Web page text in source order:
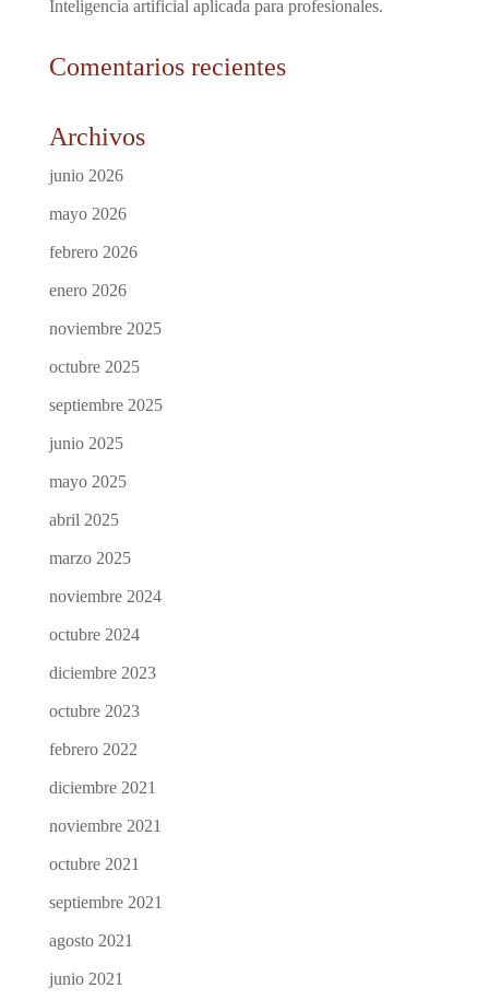
Inteligencia artificial aplicada para profesionales.
Comentarios recientes
Archivos
junio 2026
mayo 2026
febrero 2026
enero 2026
noviembre 2025
octubre 2025
septiembre 2025
junio 2025
mayo 2025
abril 2025
marzo 2025
noviembre 2024
octubre 2024
diciembre 2023
octubre 2023
febrero 2022
diciembre 2021
noviembre 2021
octubre 2021
septiembre 2021
agosto 2021
junio 2021